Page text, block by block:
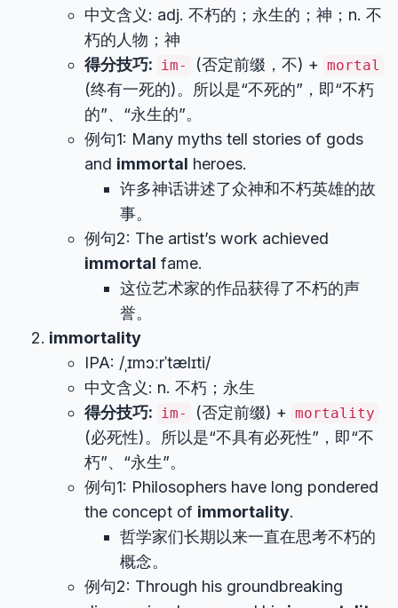
中文含义: adj. 不朽的；永生的；神；n. 不
朽的人物；神
得分技巧: im- (否定前缀，不) + mortal
(终有一死的)。所以是“不死的”，即“不朽
的”、“永生的”。
例句1: Many myths tell stories of gods
and immortal heroes.
许多神话讲述了众神和不朽英雄的故
事。
例句2: The artist’s work achieved
immortal fame.
这位艺术家的作品获得了不朽的声
誉。
immortality
IPA: /ˌɪmɔːrˈtælɪti/
中文含义: n. 不朽；永生
得分技巧: im- (否定前缀) + mortality
(必死性)。所以是“不具有必死性”，即“不
朽”、“永生”。
例句1: Philosophers have long pondered
the concept of immortality.
哲学家们长期以来一直在思考不朽的
概念。
例句2: Through his groundbreaking